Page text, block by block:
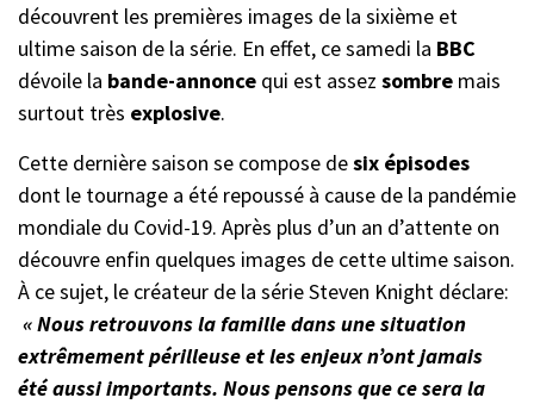
découvrent les premières images de la sixième et
ultime saison de la série. En effet, ce samedi la BBC
dévoile la bande-annonce qui est assez sombre mais
surtout très explosive.
Cette dernière saison se compose desix épisodes
dont le tournage a été repoussé à cause de la pandémie
mondiale du Covid-19. Après plus d’un an d’attente on
découvre enfin quelques images de cette ultime saison.
À ce sujet, le créateur de la série Steven Knight déclare:
« Nous retrouvons la famille dans une situation
extrêmement périlleuse et les enjeux n’ont jamais
été aussi importants. Nous pensons que ce sera la